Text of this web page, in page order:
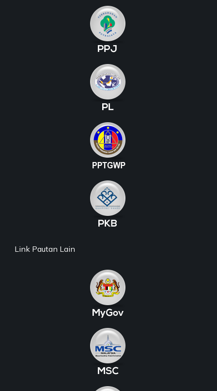
Link Pautan Lain